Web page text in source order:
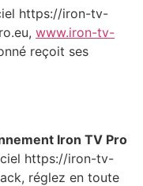
https://iron-tv-
www.iron-tv-
reçoit ses
Iron TV Pro
https://iron-tv-
réglez en toute